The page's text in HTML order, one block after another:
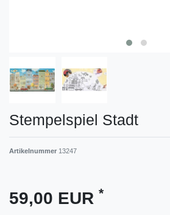
Stempelspiel Stadt
Artikelnummer 13247
59,00 EUR *